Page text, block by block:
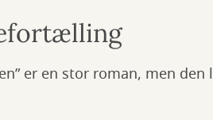
er en stor roman, men